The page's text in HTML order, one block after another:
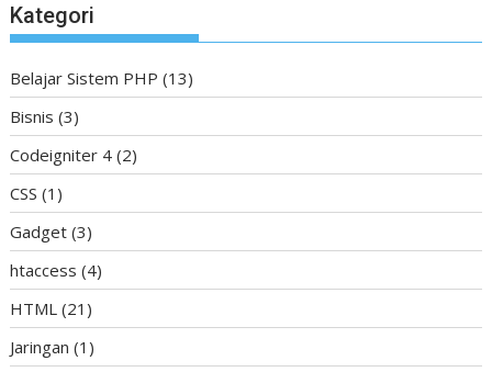
Kategori
Belajar Sistem PHP (13)
Bisnis (3)
Codeigniter 4 (2)
CSS (1)
Gadget (3)
htaccess (4)
HTML (21)
Jaringan (1)